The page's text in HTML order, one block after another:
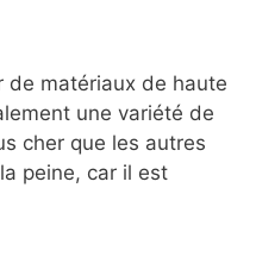
de matériaux de haute
une variété de
cher que les autres
peine, car il est